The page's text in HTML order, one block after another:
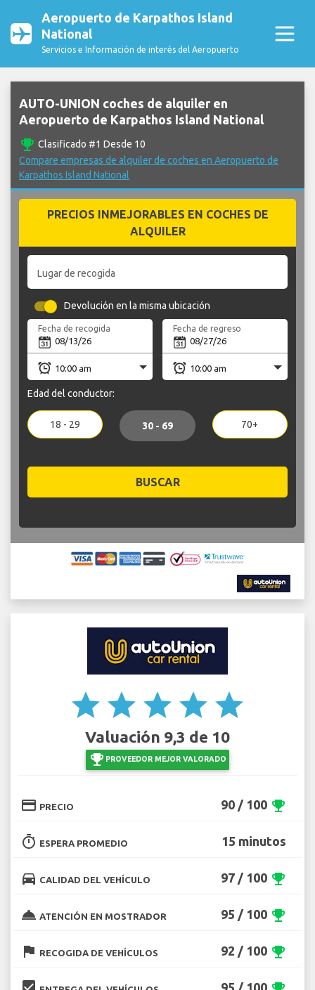
Aeropuerto de Karpathos Island
National
Servicios e Información de interés del Aeropuerto
AUTO-UNION coches de alquiler en
Aeropuerto de Karpathos Island National
emoji_events Clasificado #1 Desde 10
Compare empresas de alquiler de coches en Aeropuerto de
Karpathos Island National
PRECIOS INMEJORABLES EN COCHES DE
ALQUILER
Lugar de recogida
Devolución en la misma ubicación
Fecha de recogida Fecha de regreso
Edad del conductor:
18 - 29 30 - 69 70+
BUSCAR
star star star star star
Valuación 9,3 de 10
emoji_events PROVEEDOR MEJOR VALORADO
credit_card PRECIO 90 / 100 emoji_events
timer ESPERA PROMEDIO 15 minutos
directions_car CALIDAD DEL VEHÍCULO 97 / 100 emoji_events
room_service ATENCIÓN EN MOSTRADOR 95 / 100 emoji_events
flag RECOGIDA DE VEHÍCULOS 92 / 100 emoji_events